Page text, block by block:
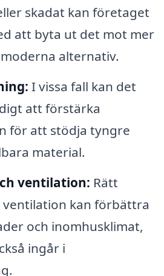
skadat kan företaget
att byta ut det mot mer
alternativ.
I vissa fall kan det
att förstärka
för att stödja tyngre
material.
ventilation: Rätt
ventilation kan förbättra
och inomhusklimat,
ingår i